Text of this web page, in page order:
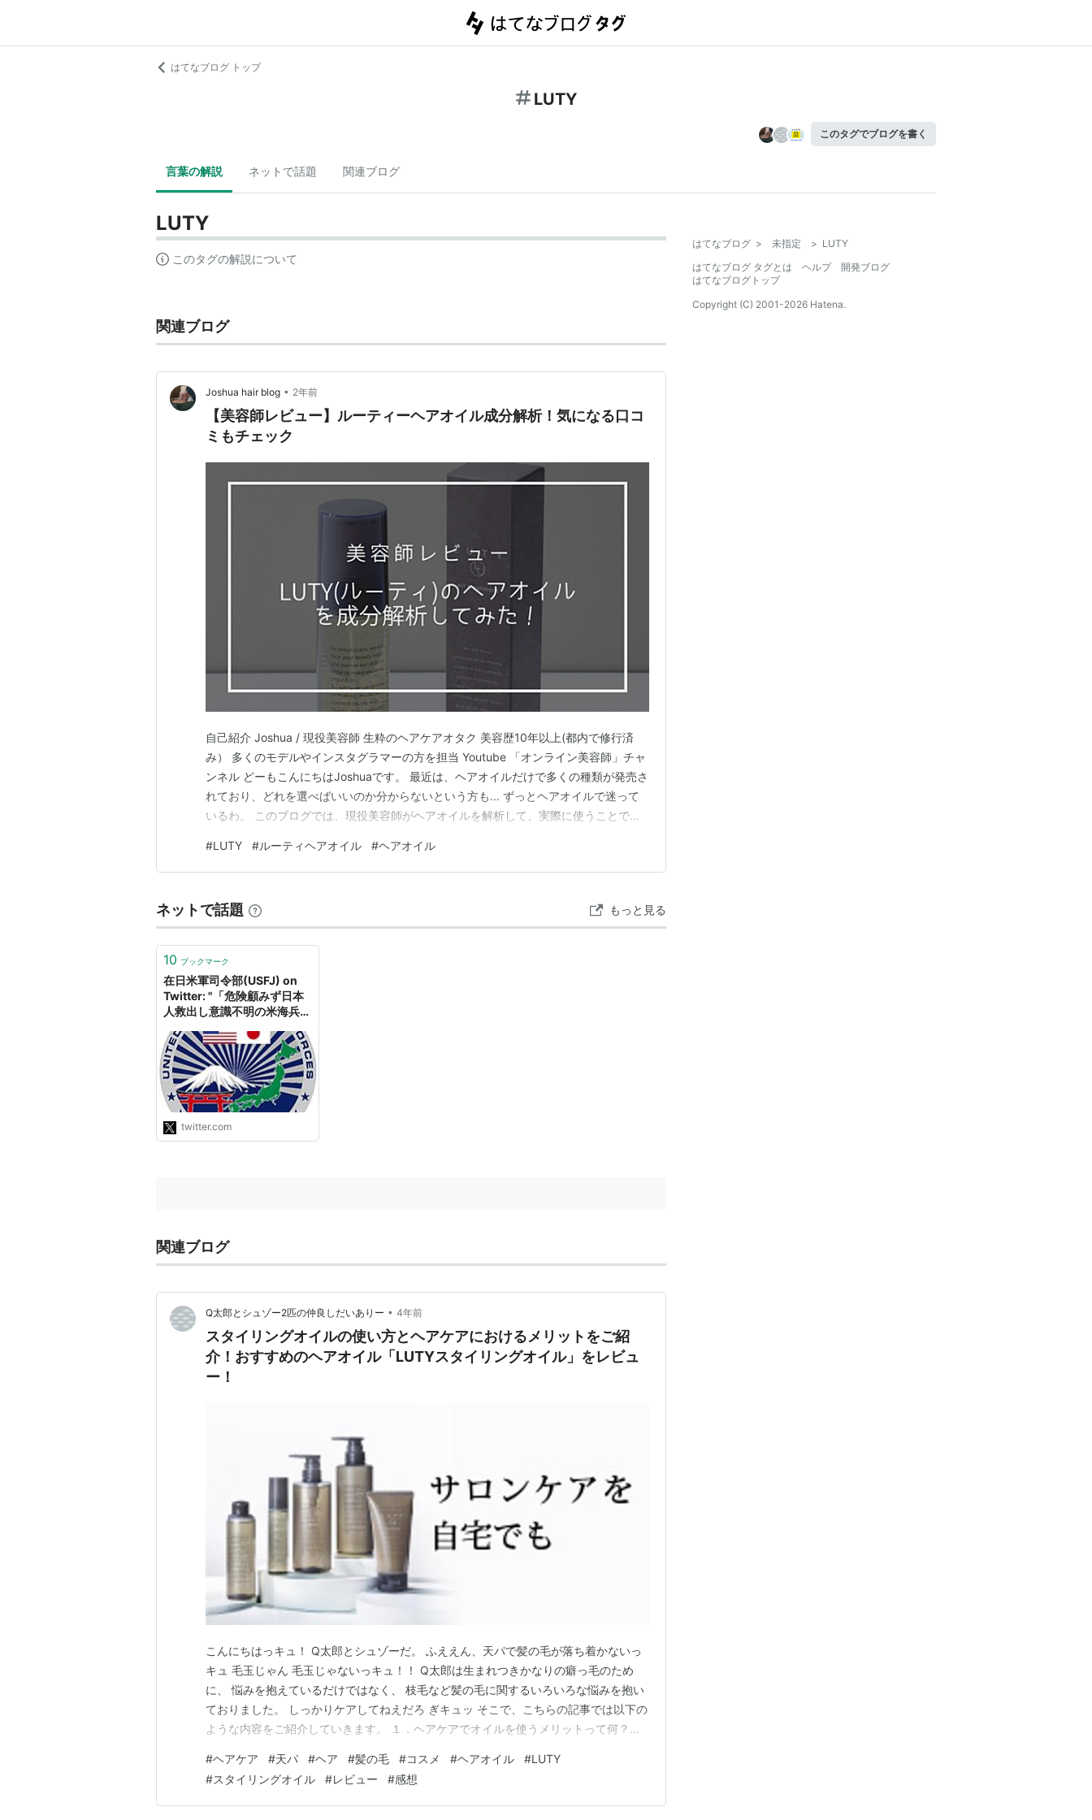
はてなブログ トップ
LUTY
このタグでブログを書く
言葉の解説 ネットで話題 関連ブログ
LUTY
このタグの解説について
関連ブログ
Joshua hair blog • 2年前
【美容師レビュー】ルーティーヘアオイル成分解析！気になる口コ
ミもチェック
自己紹介 Joshua / 現役美容師 生粋のヘアケアオタク 美容歴10年以上(都内で修行済
み） 多くのモデルやインスタグラマーの方を担当 Youtube 「オンライン美容師」チャ
ンネル どーもこんにちはJoshuaです。 最近は、ヘアオイルだけで多くの種類が発売さ
れており、どれを選べばいいのか分からないという方も... ずっとヘアオイルで迷って
いるわ。 このブログでは、現役美容師がヘアオイルを解析して、実際に使うことでみ
イルは、 「LUTY(ルーティー) ヘアオイル」 実はこのヘアオイル、なかなか優秀なん
です。 高…
#LUTY #ルーティヘアオイル #ヘアオイル
ネットで話題 もっと見る
10 ブックマーク
在日米軍司令部(USFJ) on
Twitter: "「危険顧みず日本
人救出し意識不明の米海兵隊
ない」。そんな米海兵隊の規
範を、危険を顧みずに貫いた
隊員の勇敢な行動” 12月9日
付の産経ニュースの記事をご
覧ください↓↓
https://t.co/Luty5XEXIv"
twitter.com
関連ブログ
Q太郎とシュゾー2匹の仲良しだいありー • 4年前
スタイリングオイルの使い方とヘアケアにおけるメリットをご紹
介！おすすめのヘアオイル「LUTYスタイリングオイル」をレビュ
ー！
こんにちはっキュ！ Q太郎とシュゾーだ。 ふええん、天パで髪の毛が落ち着かないっ
キュ 毛玉じゃん 毛玉じゃないっキュ！！ Q太郎は生まれつきかなりの癖っ毛のため
に、 悩みを抱えているだけではなく、 枝毛など髪の毛に関するいろいろな悩みを抱い
ておりました。 しっかりケアしてねえだろ ぎキュッ そこで、こちらの記事では以下の
ような内容をご紹介していきます。 １．ヘアケアでオイルを使うメリットって何？詳
保護しよう！商品の魅力をご紹介します！ ３．LUTYスタイリングオイルを使ってみ
た！実体験レビュー！使い方も含めて…
#ヘアケア #天パ #ヘア #髪の毛 #コスメ #ヘアオイル #LUTY
#スタイリングオイル #レビュー #感想
はてなブログ > 未指定 > LUTY
はてなブログ タグとは
ヘルプ
開発ブログ
はてなブログトップ
Copyright (C) 2001-2026 Hatena.